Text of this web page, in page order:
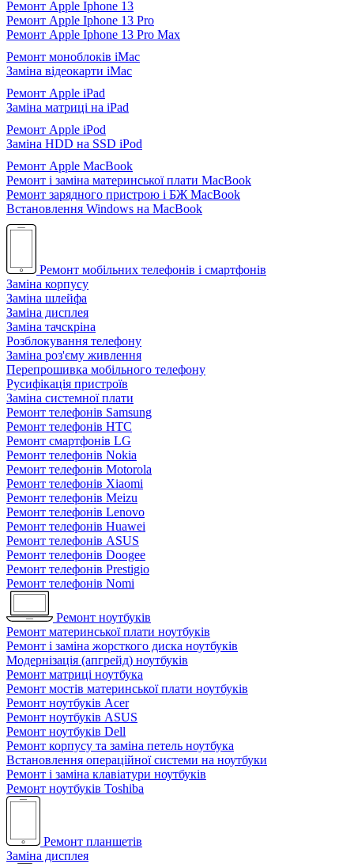
Ремонт Apple Iphone 13
Ремонт Apple Iphone 13 Pro
Ремонт Apple Iphone 13 Pro Max
Ремонт моноблоків iMac
Заміна відеокарти iMac
Ремонт Apple iPad
Заміна матриці на iPad
Ремонт Apple iPod
Заміна HDD на SSD iPod
Ремонт Apple MacBook
Ремонт і заміна материнської плати MacBook
Ремонт зарядного пристрою і БЖ MacBook
Встановлення Windows на MacBook
Ремонт мобільних телефонів і смартфонів
Заміна корпусу
Заміна шлейфа
Заміна дисплея
Заміна тачскріна
Розблокування телефону
Заміна роз'єму живлення
Перепрошивка мобільного телефону
Русифікація пристроїв
Заміна системної плати
Ремонт телефонів Samsung
Ремонт телефонів HTC
Ремонт смартфонів LG
Ремонт телефонів Nokia
Ремонт телефонів Motorola
Ремонт телефонів Xiaomi
Ремонт телефонів Meizu
Ремонт телефонів Lenovo
Ремонт телефонів Huawei
Ремонт телефонів ASUS
Ремонт телефонів Doogee
Ремонт телефонів Prestigio
Ремонт телефонів Nomi
Ремонт ноутбуків
Ремонт материнської плати ноутбуків
Ремонт і заміна жорсткого диска ноутбуків
Модернізація (апгрейд) ноутбуків
Ремонт матриці ноутбука
Ремонт мостів материнської плати ноутбуків
Ремонт ноутбуків Acer
Ремонт ноутбуків ASUS
Ремонт ноутбуків Dell
Ремонт корпусу та заміна петель ноутбука
Встановлення операційної системи на ноутбуки
Ремонт і заміна клавіатури ноутбуків
Ремонт ноутбуків Toshiba
Ремонт планшетів
Заміна дисплея